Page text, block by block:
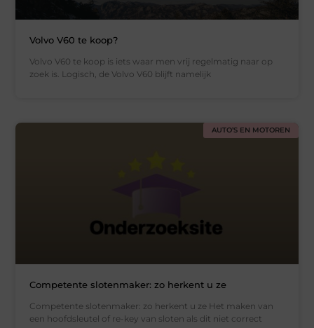
Volvo V60 te koop?
Volvo V60 te koop is iets waar men vrij regelmatig naar op
zoek is. Logisch, de Volvo V60 blijft namelijk
AUTO’S EN MOTOREN
Competente slotenmaker: zo herkent u ze
Competente slotenmaker: zo herkent u ze Het maken van
een hoofdsleutel of re-key van sloten als dit niet correct